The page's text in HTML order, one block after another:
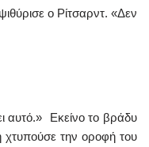
ο Ρίτσαρντ. «Δεν
αυτό.» Εκείνο το βράδυ
την οροφή του